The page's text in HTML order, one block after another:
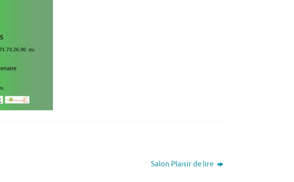
Salon Plaisir de lire